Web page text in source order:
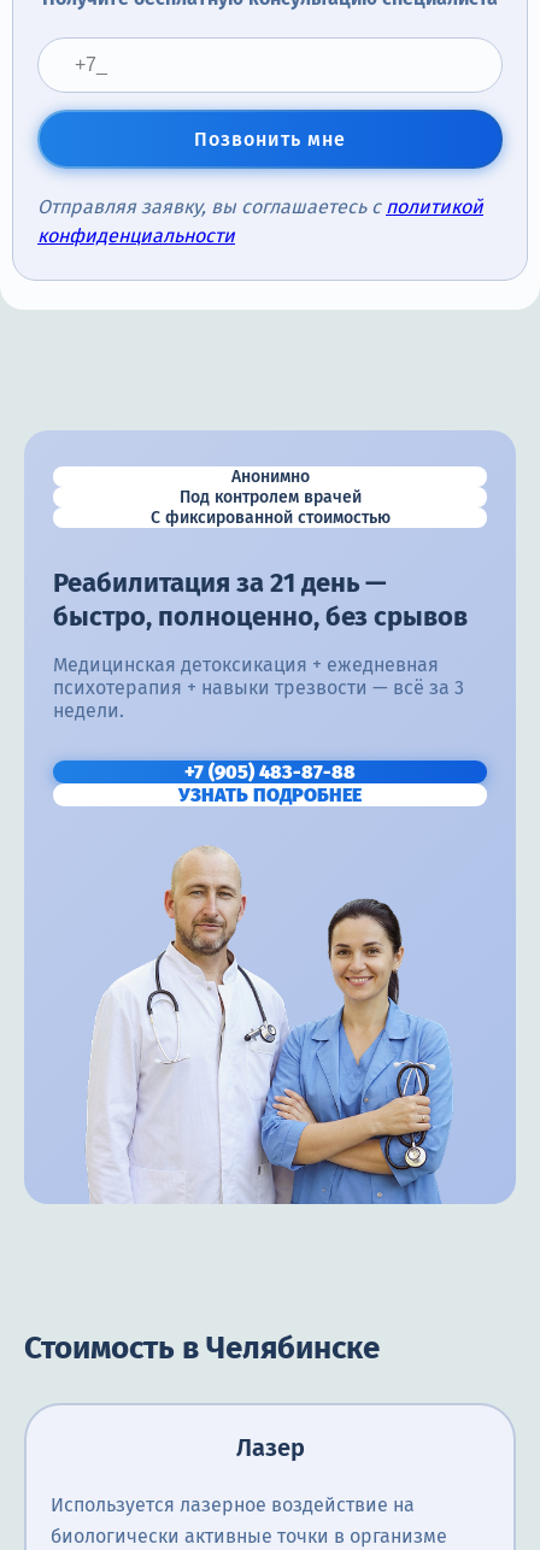
Позвонить мне
Отправляя заявку, вы соглашаетесь с политикой
конфиденциальности
Анонимно
Под контролем врачей
С фиксированной стоимостью
Реабилитация за 21 день —
быстро, полноценно, без срывов
Медицинская детоксикация + ежедневная
психотерапия + навыки трезвости — всё за 3
недели.
+7 (905) 483-87-88
УЗНАТЬ ПОДРОБНЕЕ
Стоимость в Челябинске
Лазер
Используется лазерное воздействие на
биологически активные точки в организме